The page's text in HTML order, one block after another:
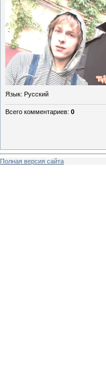
Язык: Русский
Всего комментариев: 0
Полная версия сайта